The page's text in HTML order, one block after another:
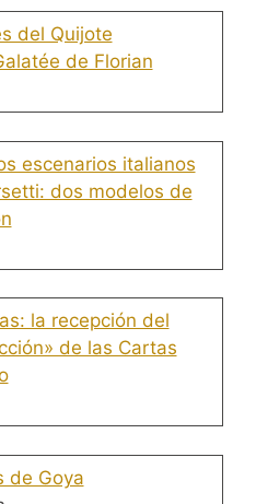
del Quijote
de Florian
escenarios italianos
dos modelos de
la recepción del
de las Cartas
de Goya